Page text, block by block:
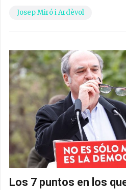
Josep Miró i Ardèvol
Los 7 puntos en los